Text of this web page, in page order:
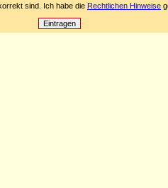
sind. Ich habe die Rechtlichen Hinweise